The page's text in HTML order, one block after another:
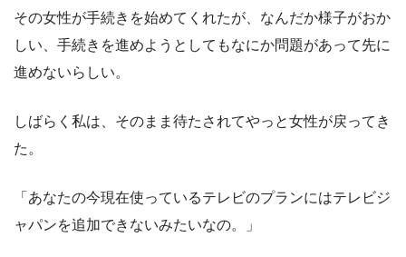
その女性が手続きを始めてくれたが、なんだか様子がおか
しい、手続きを進めようとしてもなにか問題があって先に
進めないらしい。
しばらく私は、そのまま待たされてやっと女性が戻ってき
た。
「あなたの今現在使っているテレビのプランにはテレビジ
ャパンを追加できないみたいなの。」